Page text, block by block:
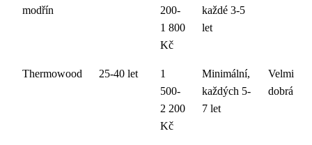
modřín
200-
1 800
Kč
každé 3-5
let
Thermowood 25-40 let
1
500-
2 200
Kč
Minimální,
každých 5-
7 let
Velmi
dobrá